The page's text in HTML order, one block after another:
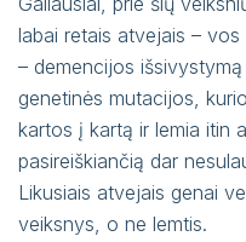
labai retais atvejais –
– demencijos
genetinės mutacijos,
kartos į kartą ir lemia itin
pasireiškiančią dar
Likusiais atvejais genai
veiksnys, o ne lemtis.